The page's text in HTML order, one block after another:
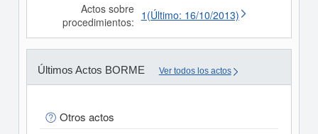
Actos sobre
procedimientos: 1(Último: 16/10/2013)
Últimos Actos BORME Ver todos los actos
Otros actos